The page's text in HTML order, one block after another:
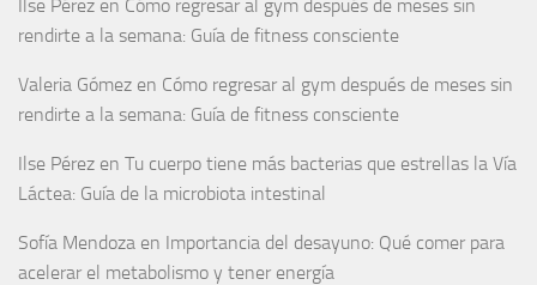
Ilse Pérez en Cómo regresar al gym después de meses sin
rendirte a la semana: Guía de fitness consciente
Valeria Gómez en Cómo regresar al gym después de meses sin
rendirte a la semana: Guía de fitness consciente
Ilse Pérez en Tu cuerpo tiene más bacterias que estrellas la Vía
Láctea: Guía de la microbiota intestinal
Sofía Mendoza en Importancia del desayuno: Qué comer para
acelerar el metabolismo y tener energía